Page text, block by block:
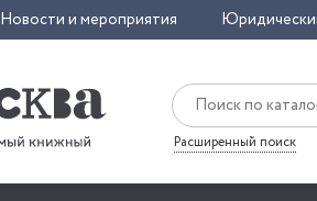
Новости и мероприятия
Расширенный поиск